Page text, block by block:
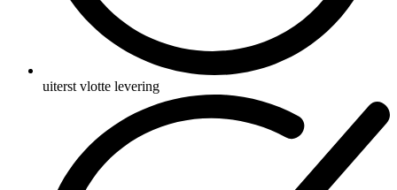
uiterst vlotte levering